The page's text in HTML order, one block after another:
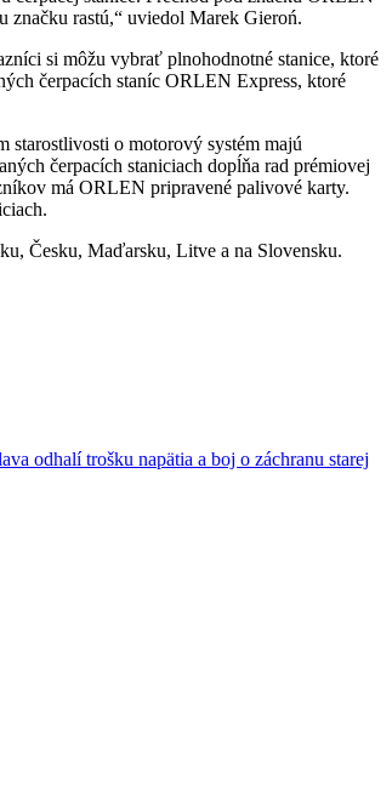
značku rastú,“ uviedol Marek Gieroń.
si môžu vybrať plnohodnotné stanice, ktoré
čerpacích staníc ORLEN Express, ktoré
starostlivosti o motorový systém majú
čerpacích staniciach dopĺňa rad prémiovej
má ORLEN pripravené palivové karty.
Česku, Maďarsku, Litve a na Slovensku.
odhalí trošku napätia a boj o záchranu starej